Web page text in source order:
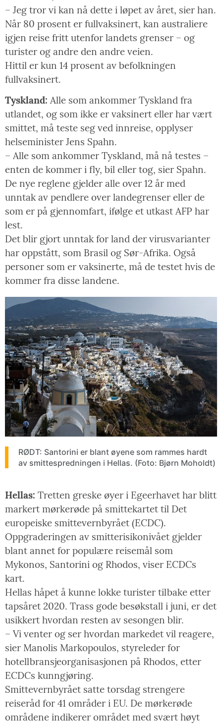
– Jeg tror vi kan nå dette i løpet av året, sier han.
Når 80 prosent er fullvaksinert, kan australiere
igjen reise fritt utenfor landets grenser – og
turister og andre den andre veien.
Hittil er kun 14 prosent av befolkningen
fullvaksinert.
Tyskland: Alle som ankommer Tyskland fra
utlandet, og som ikke er vaksinert eller har vært
smittet, må teste seg ved innreise, opplyser
helseminister Jens Spahn.
– Alle som ankommer Tyskland, må nå testes –
enten de kommer i fly, bil eller tog, sier Spahn.
De nye reglene gjelder alle over 12 år med
unntak av pendlere over landegrenser eller de
som er på gjennomfart, ifølge et utkast AFP har
lest.
Det blir gjort unntak for land der virusvarianter
har oppstått, som Brasil og Sør-Afrika. Også
personer som er vaksinerte, må de testet hvis de
kommer fra disse landene.
RØDT: Santorini er blant øyene som rammes hardt
av smittespredningen i Hellas. (Foto: Bjørn Moholdt)
Hellas: Tretten greske øyer i Egeerhavet har blitt
markert mørkerøde på smittekartet til Det
europeiske smittevernbyrået (ECDC).
Oppgraderingen av smitterisikonivået gjelder
blant annet for populære reisemål som
Mykonos, Santorini og Rhodos, viser ECDCs
kart.
Hellas håpet å kunne lokke turister tilbake etter
tapsåret 2020. Trass gode besøkstall i juni, er det
usikkert hvordan resten av sesongen blir.
– Vi venter og ser hvordan markedet vil reagere,
sier Manolis Markopoulos, styreleder for
hotellbransjeorganisasjonen på Rhodos, etter
ECDCs kunngjøring.
Smittevernbyrået satte torsdag strengere
reiseråd for 41 områder i EU. De mørkerøde
områdene indikerer området med svært høyt